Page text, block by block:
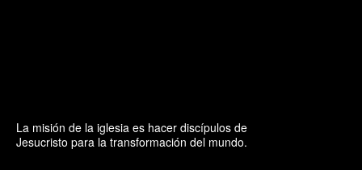
La misión de la iglesia es hacer discípulos de
Jesucristo para la transformación del mundo.